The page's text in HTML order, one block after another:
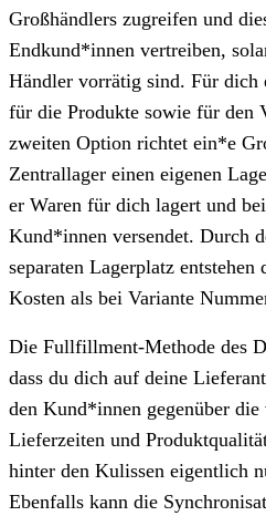
Großhändlers zugreifen und
Endkund*innen vertreiben,
Händler vorrätig sind. Für dich
für die Produkte sowie für den
zweiten Option richtet ein*e
Zentrallager einen eigenen
er Waren für dich lagert und
Kund*innen versendet. Durch
separaten Lagerplatz
Kosten als bei Variante
Die Fullfillment-Methode des
dass du dich auf deine
den Kund*innen gegenüber
Lieferzeiten und
hinter den Kulissen eigentlich
Ebenfalls kann die